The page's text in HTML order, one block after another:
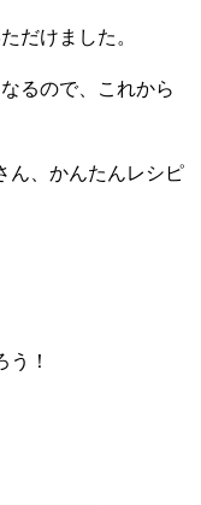
だけました。
るので、これから
ん、かんたんレシピ
！